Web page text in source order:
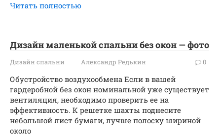
Читать полностью
Дизайн маленькой спальни без окон — фото
Дизайн спальни Александр Редькин 0
Обустройство воздухообмена Если в вашей
гардеробной без окон номинальной уже существует
вентиляция, необходимо проверить ее на
эффективность. К решетке шахты поднесите
небольшой лист бумаги, лучше полоску шириной
около